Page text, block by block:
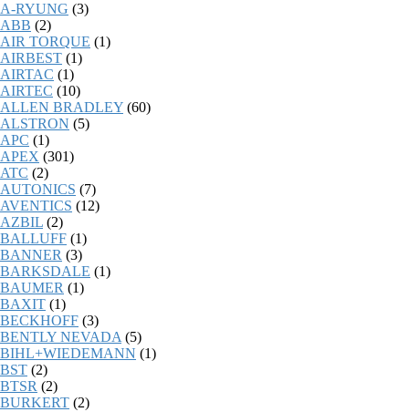
A-RYUNG (3)
ABB (2)
AIR TORQUE (1)
AIRBEST (1)
AIRTAC (1)
AIRTEC (10)
ALLEN BRADLEY (60)
ALSTRON (5)
APC (1)
APEX (301)
ATC (2)
AUTONICS (7)
AVENTICS (12)
AZBIL (2)
BALLUFF (1)
BANNER (3)
BARKSDALE (1)
BAUMER (1)
BAXIT (1)
BECKHOFF (3)
BENTLY NEVADA (5)
BIHL+WIEDEMANN (1)
BST (2)
BTSR (2)
BURKERT (2)